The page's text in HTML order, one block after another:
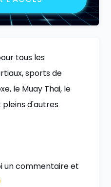
tous les
sports de
le Muay Thai, le
pleins d'autres
un commentaire et